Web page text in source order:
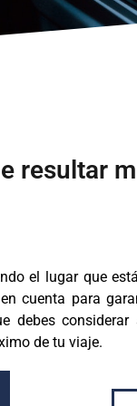
resultar
el lugar que
cuenta para
debes
de tu viaje.